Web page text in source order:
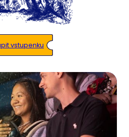
vstupenku